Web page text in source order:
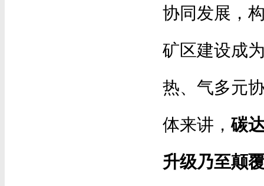
协同发展，
矿区建设成
热、气多元
体来讲，碳
升级乃至颠